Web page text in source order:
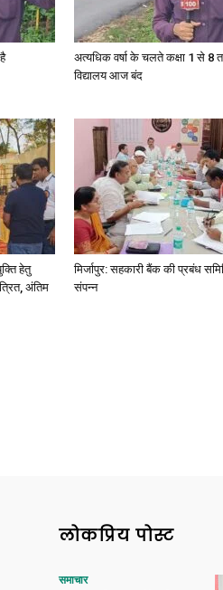
अत्यधिक वर्षा के चलते कक्षा 1 से 8
विद्यालय आज बंद
हेतु
अंतिम
मिर्जापुर: सहकारी बैंक की प्रबंध
संपन्न
लोकप्रिय पोस्ट
समाचार